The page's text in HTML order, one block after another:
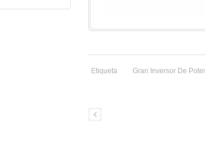
Etiqueta Gran Inversor De